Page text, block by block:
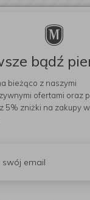
that your browser
like to switch to
bądź
bieżąco z naszymi
ofertami oraz
5% zniżki na zakupy